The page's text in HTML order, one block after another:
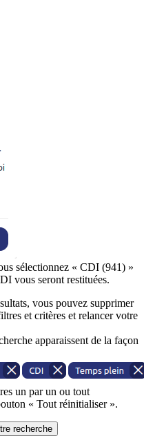
sélectionnez « CDI (941) »
vous seront restituées.
vous pouvez supprimer
et critères et relancer votre
apparaissent de la façon
un par un ou tout
« Tout réinitialiser ».
recherche